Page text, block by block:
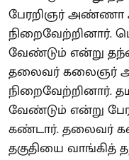
பேரறிஞர்
நிறைவேற்றினார்.
வேண்டும் என்று
தலைவர் கலைஞர்
நிறைவேற்றினார்.
வேண்டும் என்று
கண்டார். தலைவர்
தகுதியை வாங்கித்